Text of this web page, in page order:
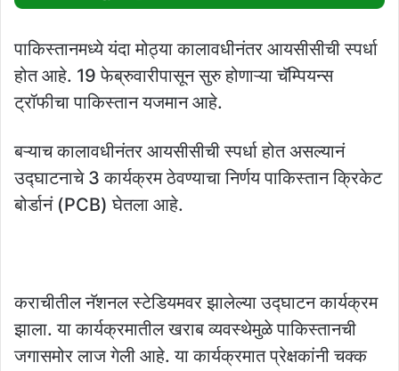
पाकिस्तानमध्ये यंदा मोठ्या कालावधीनंतर आयसीसीची स्पर्धा
होत आहे. 19 फेब्रुवारीपासून सुरु होणाऱ्या चॅम्पियन्स
ट्रॉफीचा पाकिस्तान यजमान आहे.
बऱ्याच कालावधीनंतर आयसीसीची स्पर्धा होत असल्यानं
उद्घाटनाचे 3 कार्यक्रम ठेवण्याचा निर्णय पाकिस्तान क्रिकेट
बोर्डानं (PCB) घेतला आहे.
कराचीतील नॅशनल स्टेडियमवर झालेल्या उद्घाटन कार्यक्रम
झाला. या कार्यक्रमातील खराब व्यवस्थेमुळे पाकिस्तानची
जगासमोर लाज गेली आहे. या कार्यक्रमात प्रेक्षकांनी चक्क